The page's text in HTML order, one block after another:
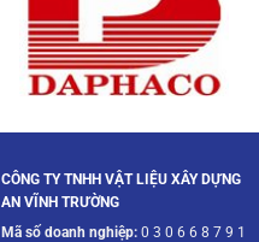
CÔNG TY TNHH VẬT LIỆU XÂY DỰNG
AN VĨNH TRƯỜNG
Mã số doanh nghiệp:0 3 0 6 6 8 7 9 1